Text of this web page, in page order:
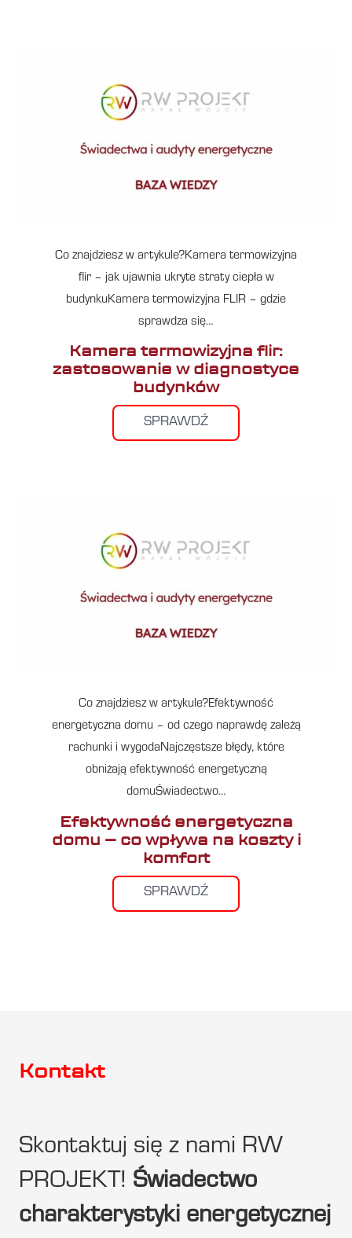
Co znajdziesz w artykule?Kamera termowizyjna
flir – jak ujawnia ukryte straty ciepła w
budynkuKamera termowizyjna FLIR – gdzie
sprawdza się…
Kamera termowizyjna flir:
zastosowanie w diagnostyce
budynków
SPRAWDŹ
Co znajdziesz w artykule?Efektywność
energetyczna domu – od czego naprawdę zależą
rachunki i wygodaNajczęstsze błędy, które
obniżają efektywność energetyczną
domuŚwiadectwo…
Efektywność energetyczna
domu – co wpływa na koszty i
komfort
SPRAWDŹ
Kontakt
Skontaktuj się z nami RW
PROJEKT! Świadectwo
charakterystyki energetycznej